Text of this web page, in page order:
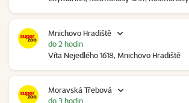
Mnichovo Hradiště
Víta Nejedlého 1618, Mnichovo Hradiště
do 2 hodin
Moravská Třebová
do 3 hodin